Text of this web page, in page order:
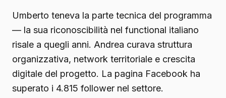
Umberto teneva la parte tecnica del programma
— la sua riconoscibilità nel functional italiano
risale a quegli anni. Andrea curava struttura
organizzativa, network territoriale e crescita
digitale del progetto. La pagina Facebook ha
superato i 4.815 follower nel settore.